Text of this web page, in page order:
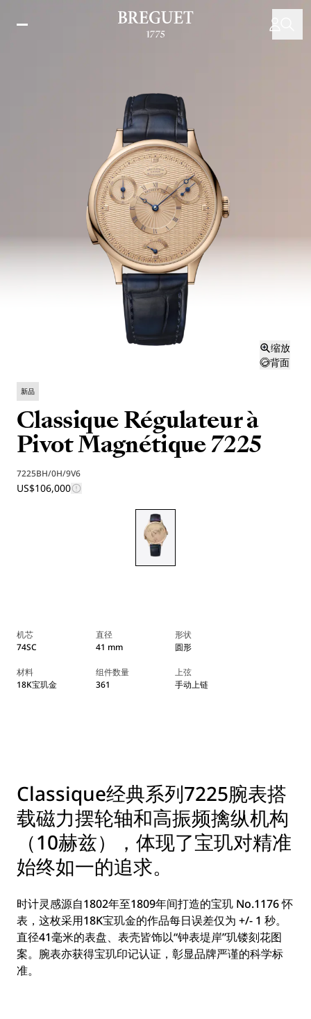
缩放
背面
新品
Classique Régulateur à
Pivot Magnétique 7225
7225BH/0H/9V6
US$106,000
机芯
74SC
直径
41 mm
形状
圆形
材料
18K宝玑金
组件数量
361
上弦
手动上链
Classique经典系列7225腕表搭
载磁力摆轮轴和高振频擒纵机构
（10赫兹），体现了宝玑对精准
始终如一的追求。
时计灵感源自1802年至1809年间打造的宝玑 No.1176 怀
表，这枚采用18K宝玑金的作品每日误差仅为 +/- 1 秒。
直径41毫米的表盘、表壳皆饰以“钟表堤岸”玑镂刻花图
案。腕表亦获得宝玑印记认证，彰显品牌严谨的科学标
准。